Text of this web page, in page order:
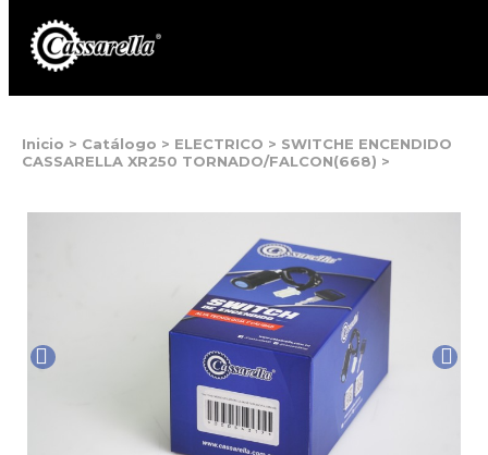
Inicio > Catálogo > ELECTRICO > SWITCHE ENCENDIDO
CASSARELLA XR250 TORNADO/FALCON(668) >